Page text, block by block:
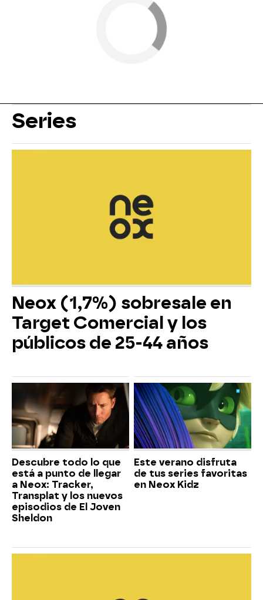
Series
Neox (1,7%) sobresale en
Target Comercial y los
públicos de 25-44 años
Descubre todo lo que
está a punto de llegar
a Neox: Tracker,
Transplat y los nuevos
episodios de El Joven
Sheldon
Este verano disfruta
de tus series favoritas
en Neox Kidz